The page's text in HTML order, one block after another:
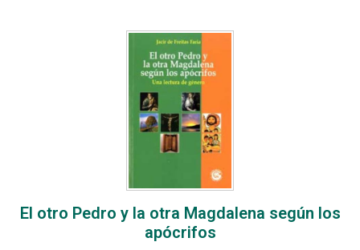
El otro Pedro y la otra Magdalena según los
apócrifos